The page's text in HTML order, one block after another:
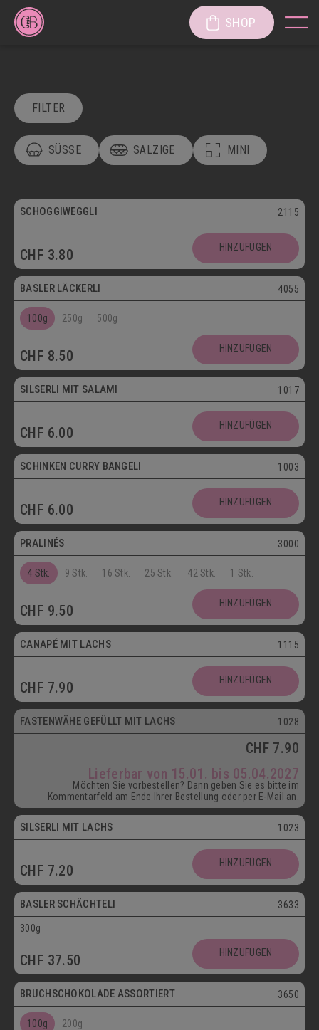
SHOP
FILTER
SÜSSE SALZIGE MINI
SÜSSE KÖSTLICHKEITEN
SÜSSGEBÄCK
KUCHEN/TORTEN/CAKES/WÄHEN LÄGGERLI
SCHOKOLADENSPEZIALITÄTEN
MAIKÄFER
SALZIGE KÖSTLICHKEITEN
SILSERLI
BELEGTE BRÖTCHEN
BROTWAREN
BACKWAREN FASTENWAIE
SCHOGGIWEGGLI 2115
CHF 3.80 HINZUFÜGEN
Vegetarisch
BASLER LÄCKERLI 4055
100g 250g 500g
CHF 8.50 HINZUFÜGEN
SILSERLI MIT SALAMI 1017
CHF 6.00 HINZUFÜGEN
SCHINKEN CURRY BÄNGELI 1003
CHF 6.00 HINZUFÜGEN
Postversand
PRALINÉS 3000
4 Stk. 9 Stk. 16 Stk. 25 Stk. 42 Stk. 1 Stk.
CHF 9.50 HINZUFÜGEN
CANAPÉ MIT LACHS 1115
CHF 7.90 HINZUFÜGEN
ab 15.01.
FASTENWÄHE GEFÜLLT MIT LACHS 1028
CHF 7.90
Lieferbar von 15.01. bis 05.04.2027
Möchten Sie vorbestellen? Dann geben Sie es bitte im
Kommentarfeld am Ende Ihrer Bestellung oder per E-Mail an.
SILSERLI MIT LACHS 1023
CHF 7.20 HINZUFÜGEN
Postversand
BASLER SCHÄCHTELI 3633
300g
CHF 37.50 HINZUFÜGEN
Postversand
BRUCHSCHOKOLADE ASSORTIERT 3650
100g 200g